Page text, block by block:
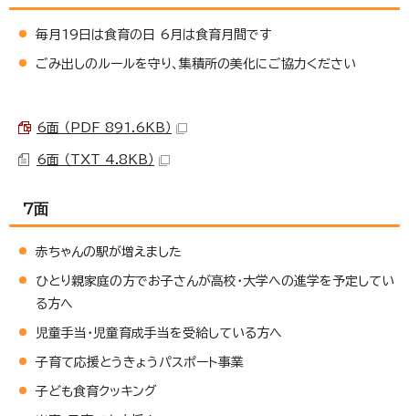
毎月19日は食育の日 6月は食育月間です
ごみ出しのルールを守り、集積所の美化にご協力ください
6面 （PDF 891.6KB）
6面 （TXT 4.8KB）
7面
赤ちゃんの駅が増えました
ひとり親家庭の方でお子さんが高校・大学への進学を予定してい
る方へ
児童手当・児童育成手当を受給している方へ
子育て応援とうきょうパスポート事業
子ども食育クッキング